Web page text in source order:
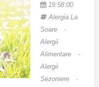
19:58:00
Alergia La
Soare
-
Alergii
Alimentare
-
Alergii
Sezoniere
-